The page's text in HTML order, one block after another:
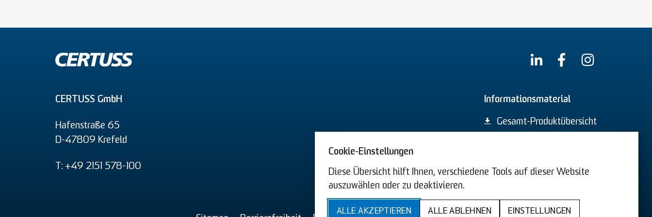
Cookie-Einstellungen
Diese Übersicht hilft Ihnen, verschiedene Tools auf dieser Website
auszuwählen oder zu deaktivieren.
ALLE AKZEPTIEREN ALLE ABLEHNEN EINSTELLUNGEN
CERTUSS GmbH
Hafenstraße 65
D-47809 Krefeld
T: +49 2151 578-100
Informationsmaterial
Gesamt-Produktübersicht